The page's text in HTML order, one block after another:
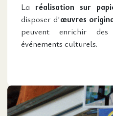
La réalisation sur
disposer d'œuvres
peuvent enrichir
événements culturels.